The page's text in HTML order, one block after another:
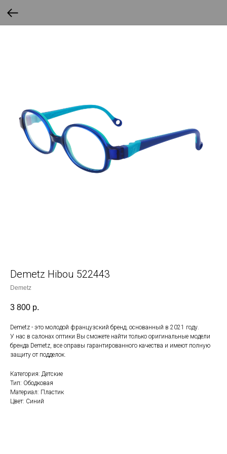
Demetz Hibou 522443
Demetz
3 800 р.
Demetz - это молодой французский бренд, основанный в 2021 году.
У нас в салонах оптики Вы сможете найти только оригинальные модели
бренда Demetz, все оправы гарантированного качества и имеют полную
защиту от подделок.
Категория: Детские
Тип: Ободковая
Материал: Пластик
Цвет: Синий